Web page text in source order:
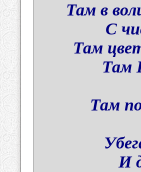
Там в
С
Там
Там
Там
И